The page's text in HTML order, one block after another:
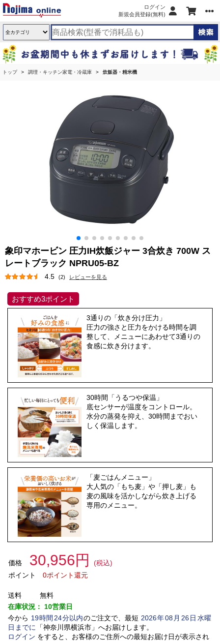
ログイン
新規会員登録(無料)
トップ 調理・キッチン家電・冷蔵庫 炊飯器・精米機
象印マホービン 圧力IH炊飯ジャー 3合炊き 700W ス
レートブラック NPRU05-BZ
4.5 (2) レビューを見る
おすすめ3ポイント
3通りの「炊き分け圧力」
圧力の強さと圧力をかける時間を調
整して、メニューにあわせて3通りの
食感に炊き分けます。
30時間「うるつや保温」
底センサーが温度をコントロール。
水分の蒸発を抑え、30時間までおい
しく保温します。
「麦ごはんメニュー」
大人気の「もち麦」や「押し麦」も
麦の風味を活かしながら炊き上げる
専用のメニュー。
価格 30,956円
(税込)
ポイント
0ポイント還元
送料
無料
在庫状況： 10営業日
今から 19時間 24分以内のご注文で、最短 2026年08 月 26日水曜
日 までに 「神奈川県横浜市」 へお届けします。
ログイン をすると、お客様のご住所への最短お届け日が表示され